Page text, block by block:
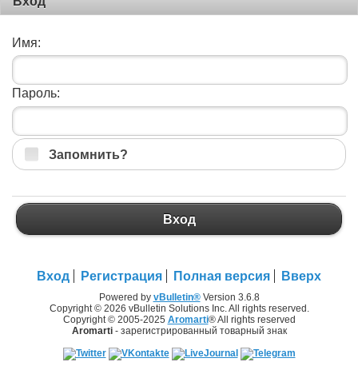
Имя:
Пароль:
Запомнить?
Вход
Вход Регистрация Полная версия Вверх
Powered by vBulletin®Version 3.6.8
Copyright © 2026 vBulletin Solutions Inc. All rights reserved.
Copyright © 2005-2025 Aromarti® All rights reserved
Aromarti- зарегистрированный товарный знак